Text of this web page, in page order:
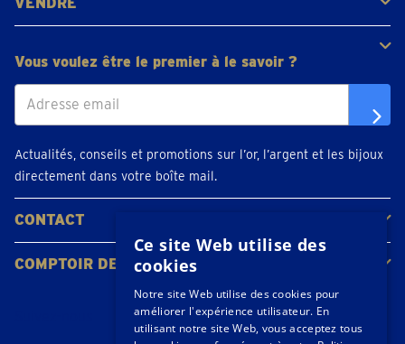
Bijoux en or
Pièces d'or
Lingots d'or
Vous voulez être le premier à le savoir ?
Actualités, conseils et promotions sur l’or, l’argent et les bijoux
directement dans votre boîte mail.
CONTACT
Contacter
Planifiez votre rendez-vous
Emplacements
COMPTOIR DE L'OR
Ce site Web utilise des
cookies
Notre site Web utilise des cookies pour
améliorer l'expérience utilisateur. En
utilisant notre site Web, vous acceptez tous